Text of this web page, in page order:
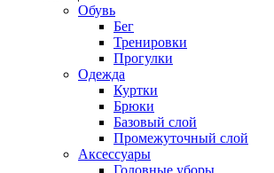
Обувь
Бег
Тренировки
Прогулки
Одежда
Куртки
Брюки
Базовый слой
Промежуточный слой
Аксессуары
Головные уборы